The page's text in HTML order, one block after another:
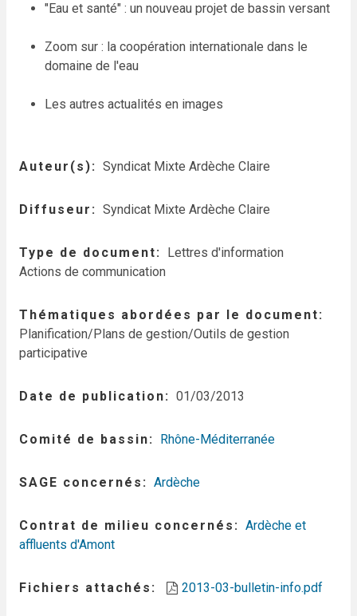
"Eau et santé" : un nouveau projet de bassin versant
Zoom sur : la coopération internationale dans le
domaine de l'eau
Les autres actualités en images
Auteur(s) Syndicat Mixte Ardèche Claire
Diffuseur Syndicat Mixte Ardèche Claire
Type de document
Lettres d'information
Actions de communication
Thématiques abordées par le document
Planification/Plans de gestion/Outils de gestion
participative
Date de publication 01/03/2013
Comité de bassin Rhône-Méditerranée
SAGE concernés Ardèche
Contrat de milieu concernés
Ardèche et
affluents d'Amont
Fichiers attachés 2013-03-bulletin-info.pdf